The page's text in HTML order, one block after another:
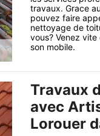
travaux. Grace
pouvez faire
nettoyage de
vous? Venez
son mobile.
Travaux
avec
Lorouer